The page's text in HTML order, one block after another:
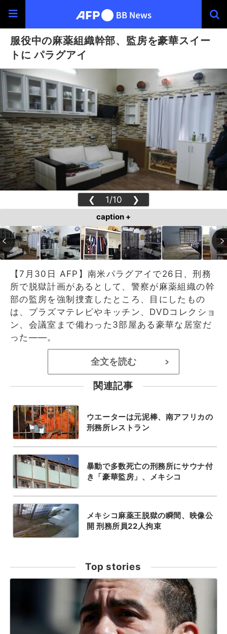
服役中の麻薬組織幹部、監房を豪華スイー
トに パラグアイ
❮ 1/10 ❯
caption +
【7月30日 AFP】南米パラグアイで26日、刑務
所で脱獄計画があるとして、警察が麻薬組織の幹
部の監房を強制捜査したところ、目にしたもの
は、プラズマテレビやキッチン、DVDコレクショ
ン、会議室まで備わった3部屋ある豪華な居室だ
った――。
全文を読む >
関連記事
ウエーターは元泥棒、南アフリカの
刑務所レストラン
暴動で多数死亡の刑務所にサウナ付
き「豪華監房」、メキシコ
メキシコ麻薬王脱獄の瞬間、映像公
開 刑務所員22人拘束
Top stories